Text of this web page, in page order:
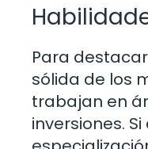
Para
sólida de los
trabajan en
inversiones.